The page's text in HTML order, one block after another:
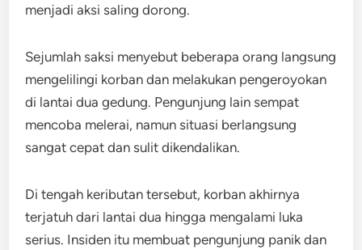
menjadi aksi saling dorong.
Sejumlah saksi menyebut beberapa orang langsung
mengelilingi korban dan melakukan pengeroyokan
di lantai dua gedung. Pengunjung lain sempat
mencoba melerai, namun situasi berlangsung
sangat cepat dan sulit dikendalikan.
Di tengah keributan tersebut, korban akhirnya
terjatuh dari lantai dua hingga mengalami luka
serius. Insiden itu membuat pengunjung panik dan